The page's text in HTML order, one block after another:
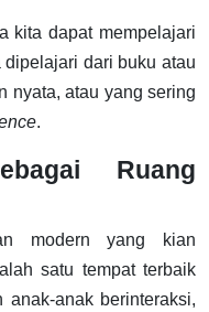
kita dapat mempelajari
dari buku atau
nyata, atau yang sering
.
Ruang
modern yang kian
satu tempat terbaik
anak berinteraksi,